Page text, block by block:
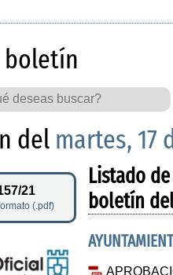
boletín
del martes, 17
21
(.pdf)
Listado
boletín